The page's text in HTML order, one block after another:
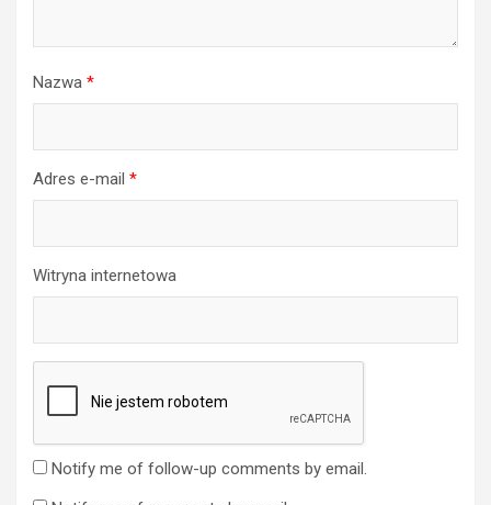
Nazwa *
Adres e-mail *
Witryna internetowa
Notify me of follow-up comments by email.